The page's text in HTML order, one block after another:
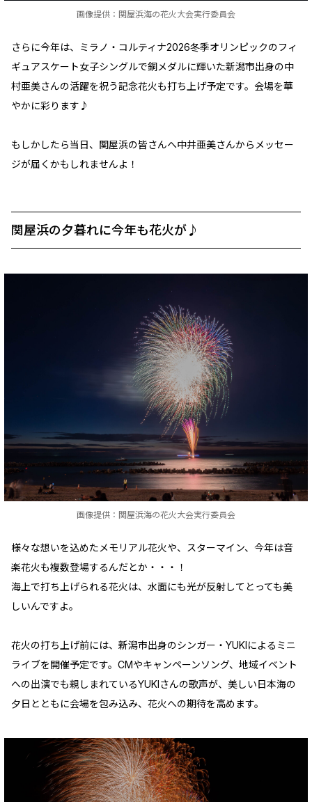
画像提供：関屋浜海の花火大会実行委員会
さらに今年は、ミラノ・コルティナ2026冬季オリンピックのフィ
ギュアスケート女子シングルで銅メダルに輝いた新潟市出身の中
村亜美さんの活躍を祝う記念花火も打ち上げ予定です。会場を華
やかに彩ります♪
もしかしたら当日、関屋浜の皆さんへ中井亜美さんからメッセー
ジが届くかもしれませんよ！
関屋浜の夕暮れに今年も花火が♪
画像提供：関屋浜海の花火大会実行委員会
様々な想いを込めたメモリアル花火や、スターマイン、今年は音
楽花火も複数登場するんだとか・・・！
海上で打ち上げられる花火は、水面にも光が反射してとっても美
しいんですよ。
花火の打ち上げ前には、新潟市出身のシンガー・YUKIによるミニ
ライブを開催予定です。CMやキャンペーンソング、地域イベント
への出演でも親しまれているYUKIさんの歌声が、美しい日本海の
夕日とともに会場を包み込み、花火への期待を高めます。